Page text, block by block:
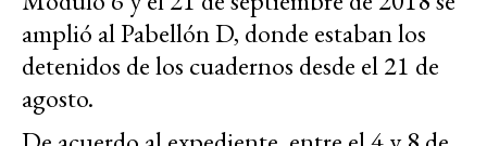
amplió al Pabellón D, donde estaban los
detenidos de los cuadernos desde el 21 de
agosto.